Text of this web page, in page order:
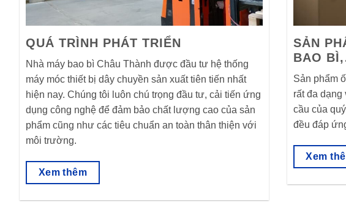
QUÁ TRÌNH PHÁT TRIỂN
Nhà máy bao bì Châu Thành được đầu tư hệ thống
máy móc thiết bị dây chuyền sản xuất tiên tiến nhất
hiện nay. Chúng tôi luôn chú trọng đầu tư, cải tiến ứng
dụng công nghệ để đảm bảo chất lượng cao của sản
phẩm cũng như các tiêu chuẩn an toàn thân thiện với
môi trường.
Xem thêm
SẢN
BAO
Sản phẩm
rất đa dạng
cầu của
đều đáp
Xem